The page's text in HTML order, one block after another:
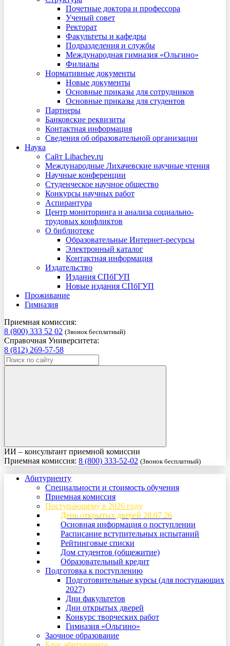
Почетные доктора и профессора
Ученый совет
Ректорат
Факультеты и кафедры
Подразделения и службы
Международная гимназия «Ольгино»
Филиалы
Нормативные документы
Новые документы
Основные приказы для сотрудников
Основные приказы для студентов
Партнеры
Банковские реквизиты
Контактная информация
Сведения об образовательной организации
Наука
Сайт Lihachev.ru
Международные Лихачевские научные чтения
Научные конференции
Студенческое научное общество
Конкурсы научных работ
Аспирантура
Центр мониторинга и анализа социально-
трудовых конфликтов
О библиотеке
Образовательные Интернет-ресурсы
Электронный каталог
Контактная информация
Издательство
Издания СПбГУП
Новые издания СПбГУП
Проживание
Гимназия
Приемная комиссия:
8 (800) 333 52 02 (Звонок бесплатный)
Справочная Университета:
8 (812) 269-57-58
ИИ – консультант приемной комиссии
Приемная комиссия: 8 (800) 333-52-02 (Звонок бесплатный)
Абитуриенту
Специальности и стоимость обучения
Приемная комиссия
Поступающему в 2026 году
День открытых дверей 28.07.26
Основная информация о поступлении
Расписание вступительных испытаний
Рейтинговые списки
Дом студентов (общежитие)
Образовательный кредит
Подготовка к поступлению
Подготовительные курсы (для поступающих
2027)
Дни факультетов
Дни открытых дверей
Конкурс творческих работ
Гимназия «Ольгино»
Заочное образование